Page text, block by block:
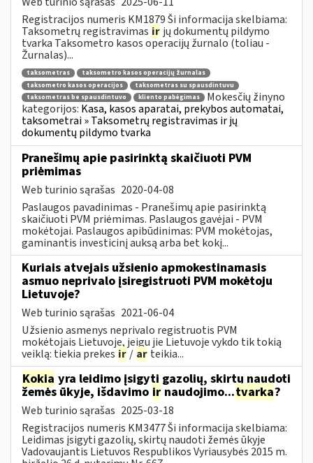
Registracijos numeris KM1879 Ši informacija skelbiama:
Taksometrų registravimas ir jų dokumentų pildymo
tvarka Taksometro kasos operacijų žurnalo (toliau -
Žurnalas)...
taksometras
taksometro kasos operacijų žurnalas
taksometro kasos operacijos
taksometras su spausdintuvu
taksometras be spausdintuvo
kliento pabėgimas
Mokesčių žinyno
kategorijos: Kasa, kasos aparatai, prekybos automatai,
taksometrai » Taksometrų registravimas ir jų
dokumentų pildymo tvarka
Pranešimų apie pasirinktą skaičiuoti PVM
priėmimas
Web turinio sąrašas 2020-04-08
Paslaugos pavadinimas - Pranešimų apie pasirinktą
skaičiuoti PVM priėmimas. Paslaugos gavėjai - PVM
mokėtojai. Paslaugos apibūdinimas: PVM mokėtojas,
gaminantis investicinį auksą arba bet kokį...
Kuriais atvejais užsienio apmokestinamasis
asmuo neprivalo įsiregistruoti PVM mokėtoju
Lietuvoje?
Web turinio sąrašas 2021-06-04
Užsienio asmenys neprivalo registruotis PVM
mokėtojais Lietuvoje, jeigu jie Lietuvoje vykdo tik tokią
veiklą: tiekia prekes ir / ar teikia...
Kokia yra leidimo įsigyti gazolių, skirtų naudoti
žemės ūkyje, išdavimo ir naudojimo...tvarka?
Web turinio sąrašas 2025-03-18
Registracijos numeris KM3477 Ši informacija skelbiama:
Leidimas įsigyti gazolių, skirtų naudoti žemės ūkyje
Vadovaujantis Lietuvos Respublikos Vyriausybės 2015 m.